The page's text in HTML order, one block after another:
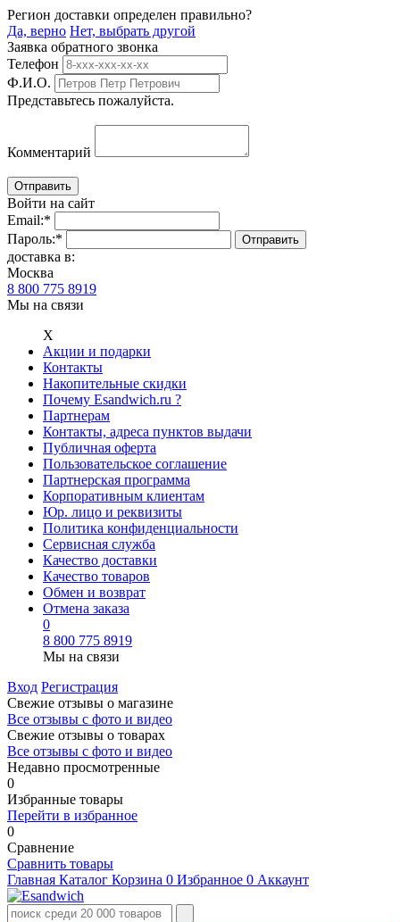
Регион доставки определен правильно?
Да, верно Нет, выбрать другой
Заявка обратного звонка
Телефон
Ф.И.О.
Представьтесь пожалуйста.
Комментарий
Войти на сайт
Email:*
Пароль:*
доставка в:
Москва
8 800 775 8919
Мы на связи
Х
Акции и подарки
Контакты
Накопительные скидки
Почему Esandwich.ru ?
Партнерам
Контакты, адреса пунктов выдачи
Публичная оферта
Пользовательское соглашение
Партнерская программа
Корпоративным клиентам
Юр. лицо и реквизиты
Политика конфиденциальности
Сервисная служба
Качество доставки
Качество товаров
Обмен и возврат
Отмена заказа
0
8 800 775 8919
Мы на связи
Вход Регистрация
Свежие отзывы о магазине
Все отзывы с фото и видео
Свежие отзывы о товарах
Все отзывы c фото и видео
Недавно просмотренные
0
Избранные товары
Перейти в избранное
0
Сравнение
Сравнить товары
Главная Каталог Корзина 0 Избранное 0 Аккаунт